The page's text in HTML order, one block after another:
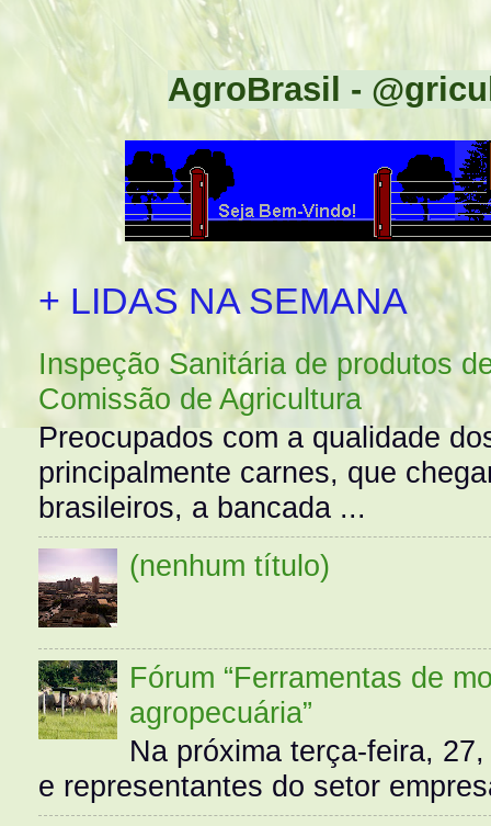
AgroBrasil -
+ LIDAS NA SEMANA
Inspeção Sanitária de produtos
Comissão de Agricultura
Preocupados com a qualidade
principalmente carnes, que
brasileiros, a bancada ...
(nenhum título)
Fórum “Ferramentas de
agropecuária”
Na próxima terça-feira,
e representantes do setor